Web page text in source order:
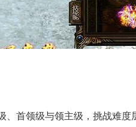
、首领级与领主级，挑战难